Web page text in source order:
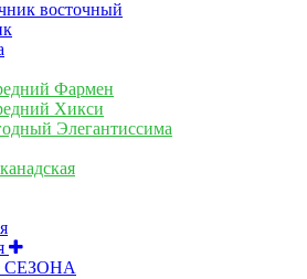
восточный
Фармен
Хикси
Элегантиссима